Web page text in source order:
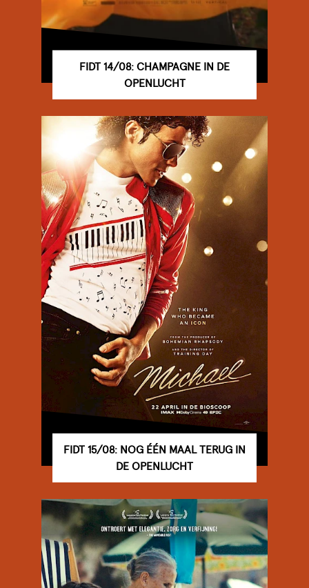
FIDT 14/08: CHAMPAGNE IN DE
OPENLUCHT
FIDT 15/08: NOG ÉÉN MAAL TERUG IN
DE OPENLUCHT